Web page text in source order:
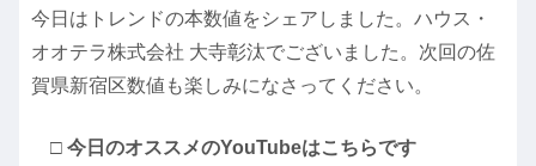
今日はトレンドの本数値をシェアしました。ハウス・
オオテラ株式会社 大寺彰汰でございました。次回の佐
賀県新宿区数値も楽しみになさってください。
□ 今日のオススメのYouTubeはこちらです